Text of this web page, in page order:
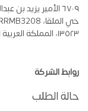
٦٧٠٩ الأمير يزيد بن عبدالله بن عبدالرحمن،
حي الملقا، RRMB3208، ٣٢٠٨، الرياض
١٣٥٢٣، المملكة العربية السعودية
روابط الشركة
حالة الطلب